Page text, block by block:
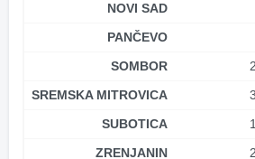
NOVI SAD
PANČEVO
SOMBOR
SREMSKA MITROVICA
SUBOTICA
ZRENJANIN